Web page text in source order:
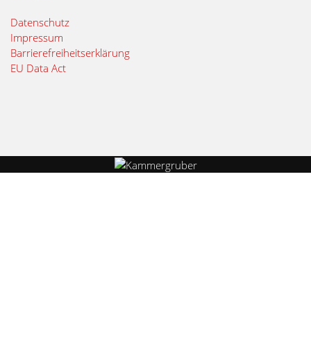
Datenschutz
Impressum
Barrierefreiheitserklärung
EU Data Act